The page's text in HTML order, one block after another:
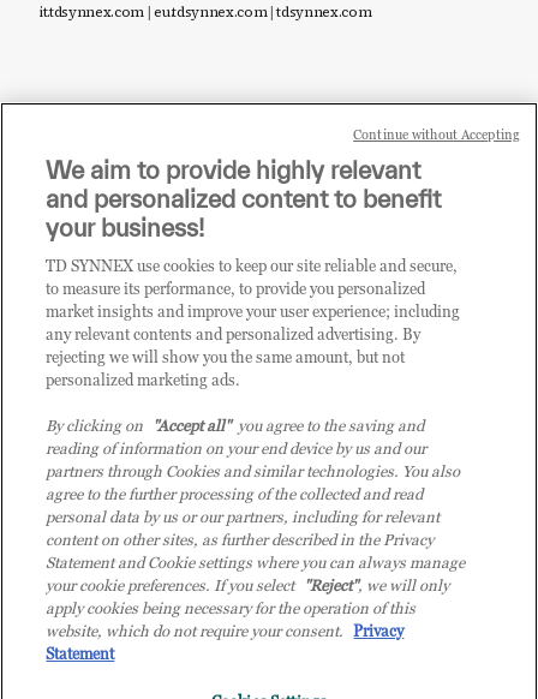
it.tdsynnex.com|eu.tdsynnex.com|tdsynnex.com
Sei un rivenditore di tecnologia e desideri acquistare
i prodotti o le soluzioni trattate sul blog?
CLICCA QUI E DIVENTA
CLIENTE TD SYNNEX
© 2026 TD SYNNEX Italy S.r.l. - Sede legale: via Luigi Russolo 9, 20138 Milano
(MI) - Numero di iscrizione al Registro delle Imprese di Milano e Codice Fiscale:
07092780159 - P.IVA: 07092780159 - Eur 12.569.000,00 i.v - TD SYNNEX e TD
We aim to provide highly relevant
and personalized content to benefit
your business!
TD SYNNEX use cookies to keep our site reliable and secure,
to measure its performance, to provide you personalized
market insights and improve your user experience; including
any relevant contents and personalized advertising. By
rejecting we will show you the same amount, but not
personalized marketing ads.
By clicking on "Accept all"you agree to the saving and
reading of information on your end device by us and our
partners through Cookies and similar technologies. You also
agree to the further processing of the collected and read
personal data by us or our partners, including for relevant
content on other sites, as further described in the Privacy
Statement and Cookie settings where you can always manage
your cookie preferences. If you select "Reject", we will only
apply cookies being necessary for the operation of this
website, which do not require your consent. Privacy
Statement
Continue without Accepting